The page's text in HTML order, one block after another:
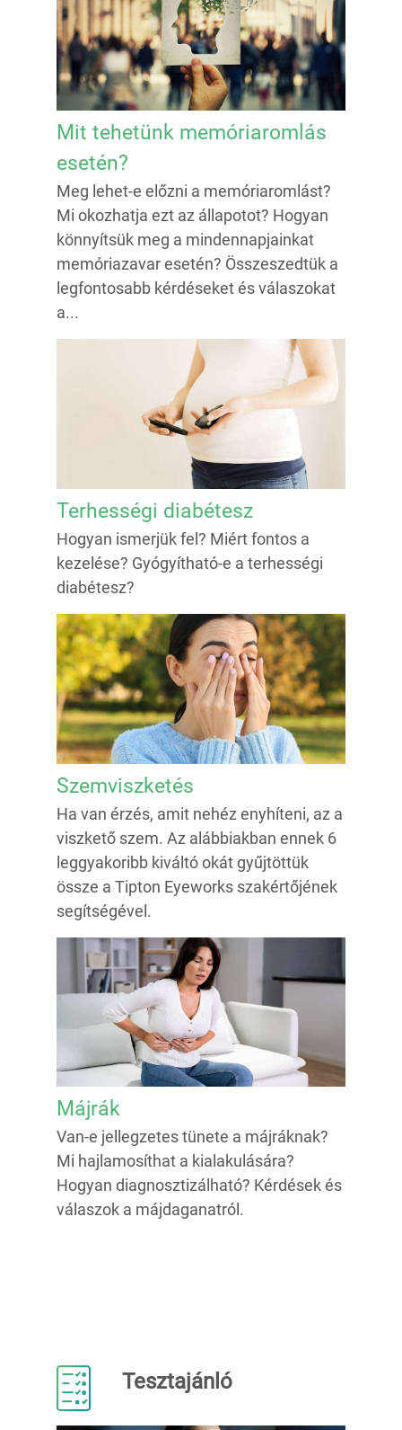
Mit tehetünk memóriaromlás
esetén?
Meg lehet-e előzni a memóriaromlást?
Mi okozhatja ezt az állapotot? Hogyan
könnyítsük meg a mindennapjainkat
memóriazavar esetén? Összeszedtük a
legfontosabb kérdéseket és válaszokat
a...
Terhességi diabétesz
Hogyan ismerjük fel? Miért fontos a
kezelése? Gyógyítható-e a terhességi
diabétesz?
Szemviszketés
Ha van érzés, amit nehéz enyhíteni, az a
viszkető szem. Az alábbiakban ennek 6
leggyakoribb kiváltó okát gyűjtöttük
össze a Tipton Eyeworks szakértőjének
segítségével.
Májrák
Van-e jellegzetes tünete a májráknak?
Mi hajlamosíthat a kialakulására?
Hogyan diagnosztizálható? Kérdések és
válaszok a májdaganatról.
Tesztajánló